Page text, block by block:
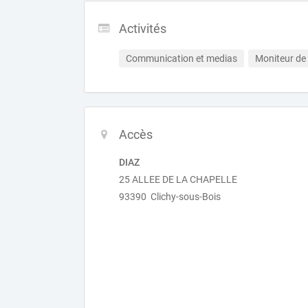
Activités
Communication et medias Moniteur de
Accès
DIAZ
25 ALLEE DE LA CHAPELLE
93390 Clichy-sous-Bois